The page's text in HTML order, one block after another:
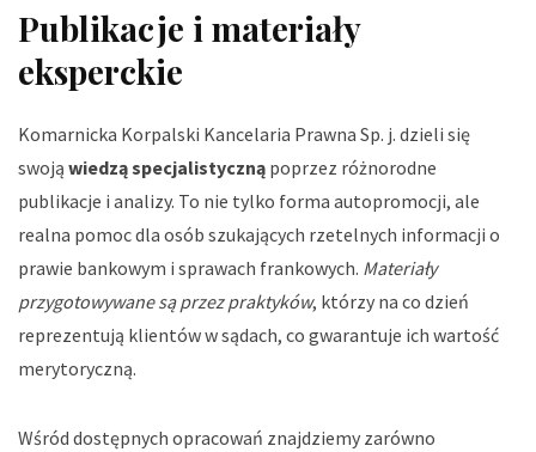
Publikacje i materiały
eksperckie
Komarnicka Korpalski Kancelaria Prawna Sp. j. dzieli się
swoją wiedzą specjalistyczną poprzez różnorodne
publikacje i analizy. To nie tylko forma autopromocji, ale
realna pomoc dla osób szukających rzetelnych informacji o
prawie bankowym i sprawach frankowych. Materiały
przygotowywane są przez praktyków, którzy na co dzień
reprezentują klientów w sądach, co gwarantuje ich wartość
merytoryczną.
Wśród dostępnych opracowań znajdziemy zarówno